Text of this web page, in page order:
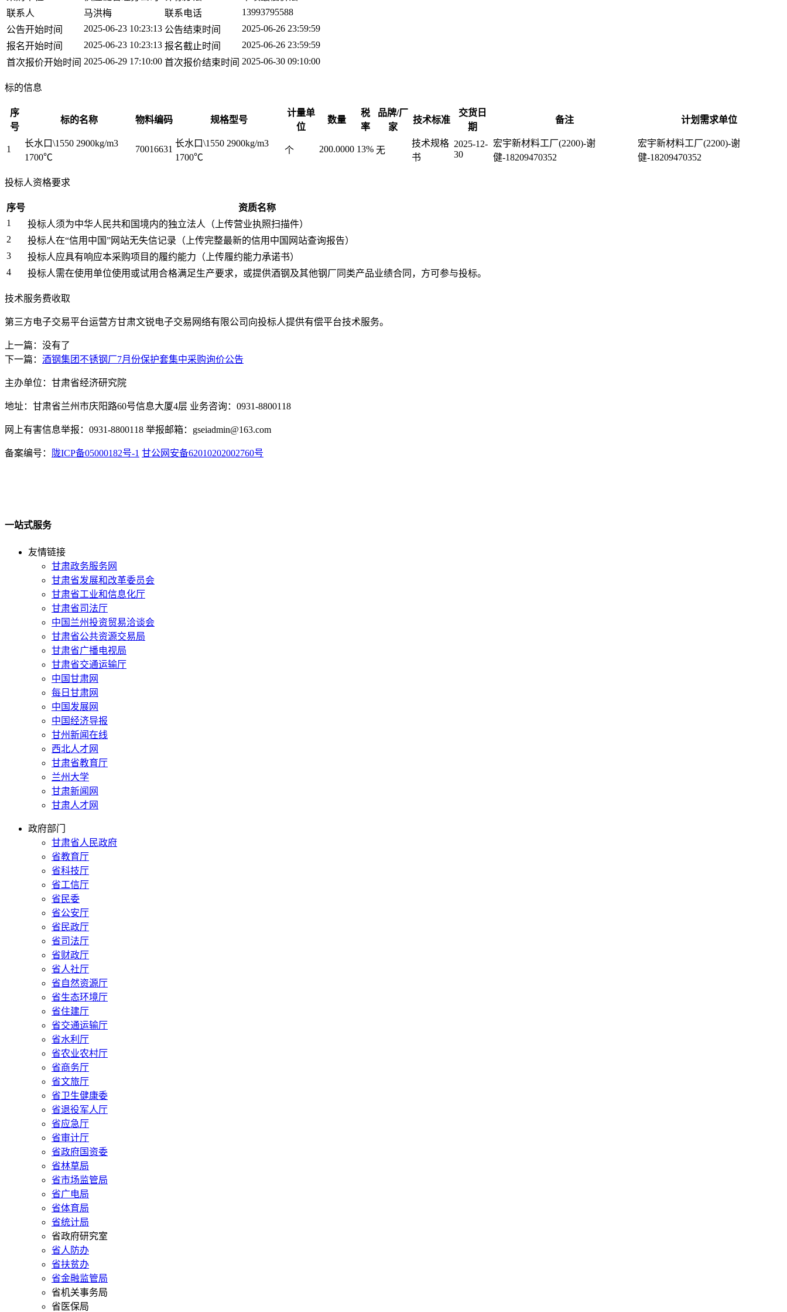
联系人
马洪梅 联系电话
13993795588
公告开始时间
2025-06-23 10:23:13 公告结束时间
2025-06-26 23:59:59
报名开始时间
2025-06-23 10:23:13 报名截止时间
2025-06-26 23:59:59
首次报价开始时间 2025-06-29 17:10:00 首次报价结束时间 2025-06-30 09:10:00
标的信息
序
号
标的名称 物料编码 规格型号
计量单
位
数量
税
率
品牌/厂
家
技术标准
交货日
期
备注 计划需求单位
1
长水口\1550 2900kg/m3
1700℃
70016631
长水口\1550 2900kg/m3
1700℃
个 200.0000 13% 无
技术规格
书
2025-12-
30
宏宇新材料工厂(2200)-谢
健-18209470352
宏宇新材料工厂(2200)-谢
健-18209470352
投标人资格要求
序号
资质名称
1
投标人须为中华人民共和国境内的独立法人（上传营业执照扫描件）
2
投标人在“信用中国”网站无失信记录（上传完整最新的信用中国网站查询报告）
3
投标人应具有响应本采购项目的履约能力（上传履约能力承诺书）
4
投标人需在使用单位使用或试用合格满足生产要求，或提供酒钢及其他钢厂同类产品业绩合同，方可参与投标。
技术服务费收取
第三方电子交易平台运营方甘肃文锐电子交易网络有限公司向投标人提供有偿平台技术服务。
上一篇：没有了
下一篇： 酒钢集团不锈钢厂7月份保护套集中采购询价公告
主办单位：甘肃省经济研究院
地址：甘肃省兰州市庆阳路60号信息大厦4层 业务咨询：0931-8800118
网上有害信息举报：0931-8800118 举报邮箱：gseiadmin@163.com
备案编号： 陇ICP备05000182号-1 甘公网安备62010202002760号
一站式服务
友情链接
甘肃政务服务网
甘肃省发展和改革委员会
甘肃省工业和信息化厅
甘肃省司法厅
中国兰州投资贸易洽谈会
甘肃省公共资源交易局
甘肃省广播电视局
甘肃省交通运输厅
中国甘肃网
每日甘肃网
中国发展网
中国经济导报
甘州新闻在线
西北人才网
甘肃省教育厅
兰州大学
甘肃新闻网
甘肃人才网
政府部门
甘肃省人民政府
省教育厅
省科技厅
省工信厅
省民委
省公安厅
省民政厅
省司法厅
省财政厅
省人社厅
省自然资源厅
省生态环境厅
省住建厅
省交通运输厅
省水利厅
省农业农村厅
省商务厅
省文旅厅
省卫生健康委
省退役军人厅
省应急厅
省审计厅
省政府国资委
省林草局
省市场监管局
省广电局
省体育局
省统计局
省政府研究室
省人防办
省扶贫办
省金融监管局
省机关事务局
省医保局